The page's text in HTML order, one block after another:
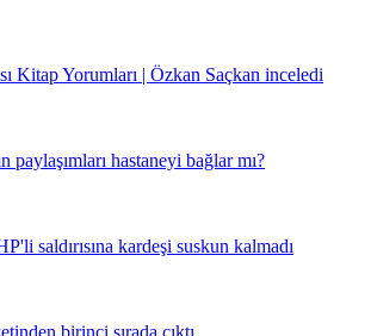
Kitap Yorumları | Özkan Saçkan inceledi
paylaşımları hastaneyi bağlar mı?
saldırısına kardeşi suskun kalmadı
birinci sırada çıktı